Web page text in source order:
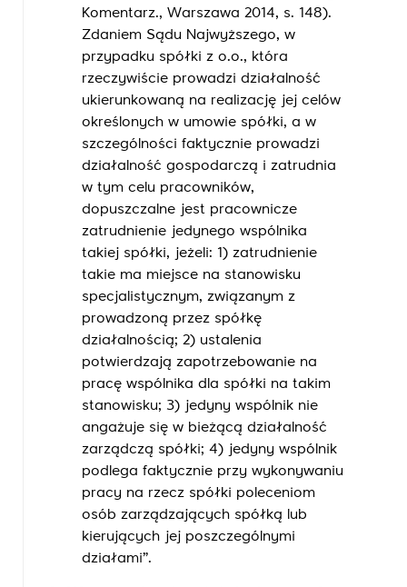
Komentarz., Warszawa 2014, s. 148).
Zdaniem Sądu Najwyższego, w
przypadku spółki z o.o., która
rzeczywiście prowadzi działalność
ukierunkowaną na realizację jej celów
określonych w umowie spółki, a w
szczególności faktycznie prowadzi
działalność gospodarczą i zatrudnia
w tym celu pracowników,
dopuszczalne jest pracownicze
zatrudnienie jedynego wspólnika
takiej spółki, jeżeli: 1) zatrudnienie
takie ma miejsce na stanowisku
specjalistycznym, związanym z
prowadzoną przez spółkę
działalnością; 2) ustalenia
potwierdzają zapotrzebowanie na
pracę wspólnika dla spółki na takim
stanowisku; 3) jedyny wspólnik nie
angażuje się w bieżącą działalność
zarządczą spółki; 4) jedyny wspólnik
podlega faktycznie przy wykonywaniu
pracy na rzecz spółki poleceniom
osób zarządzających spółką lub
kierujących jej poszczególnymi
działami”.